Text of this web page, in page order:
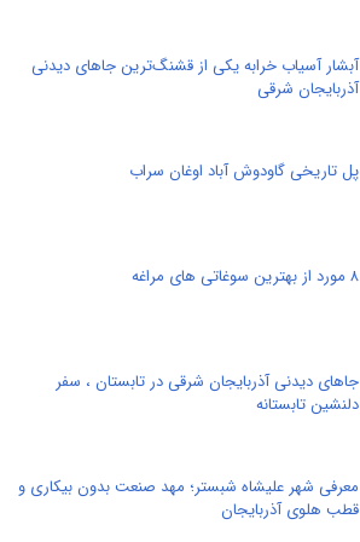
آبشار آسیاب خرابه یکی از قشنگ‌ترین جاهای دیدنی
آذربایجان شرقی‌
پل تاریخی گاودوش آباد اوغان سراب
۸ مورد از بهترین سوغاتی های مراغه
جاهای دیدنی آذربایجان شرقی در تابستان ، سفر
دلنشین تابستانه
معرفی شهر علیشاه شبستر؛ مهد صنعت بدون بیکاری و
قطب هلوی آذربایجان